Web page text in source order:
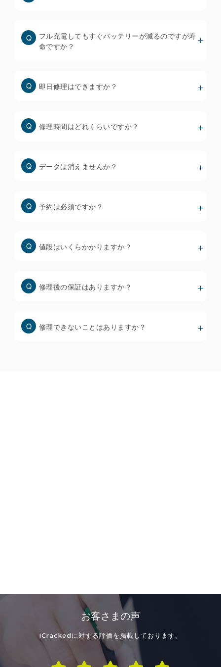
確認しています。
に必要なデータを移植するための機器を全店に配備
していますが、交換前のディスプレイからTrueTone
なります。
・ホームページには安い修理料金のみを提示して、来
いです。
・破損状態を軽度、重度で価格を変えている修理店も
安いディスプレイは色味やタッチ操作性が悪いだけで
なく、すぐに不具合を起こすリスクが高くなりますの
スマホ画面修理の価格と品質について
フル充電してもすぐバッテリーが減るのですが寿
命ですか？
即日修理はできますか？
修理時間はどれくらいですか？
データは消えませんか？
予約は必須ですか？
値段はいくらかかりますか？
修理後の保証はありますか？
修理できないことはありますか？
お客さまの声
iCrackedに対する評価を掲載しております。